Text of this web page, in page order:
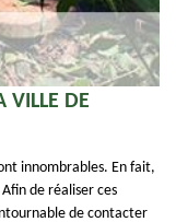
VILLE DE
innombrables. En fait,
de réaliser ces
de contacter